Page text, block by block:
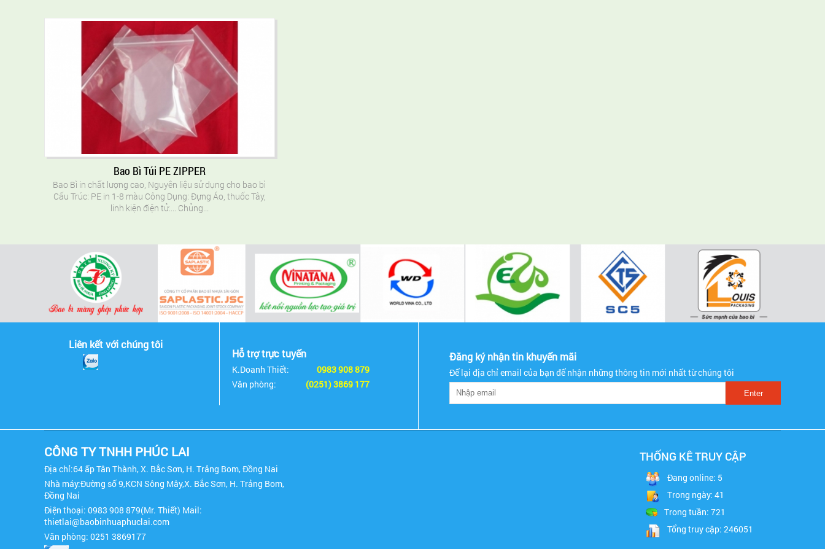
Bao Bì Túi PE ZIPPER
Bao Bì in chất lượng cao, Nguyên liệu sử dụng cho bao bì
Cấu Trúc: PE in 1-8 màu Công Dụng: Đựng Áo, thuốc Tây,
linh kiện điện tử.... Chủng...
Liên kết với chúng tôi
Hỗ trợ trực tuyến
K.Doanh Thiết:
0983 908 879
Văn phòng:
(0251) 3869 177
Đăng ký nhận tin khuyến mãi
Để lại địa chỉ email của bạn để nhận những thông tin mới nhất từ chúng tôi
CÔNG TY TNHH PHÚC LAI
Địa chỉ:64 ấp Tân Thành, X. Bắc Sơn, H. Trảng Bom, Đồng Nai
Nhà máy:Đường số 9,KCN Sông Mây,X. Bắc Sơn, H. Trảng Bom,
Đồng Nai
Điện thoại: 0983 908 879(Mr. Thiết) Mail:
thietlai@baobinhuaphuclai.com
Văn phòng: 0251 3869177
THỐNG KÊ TRUY CẬP
Đang online: 5
Trong ngày: 41
Trong tuần: 721
Tổng truy cập: 246051